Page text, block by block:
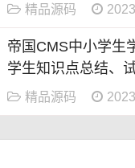
精品源码
帝国CMS中小学生
学生知识点总结、
考试资讯、作文
精品源码